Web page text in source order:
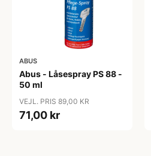
ABUS
Abus - Låsespray PS 88 -
50 ml
VEJL. PRIS 89,00 KR
71,00 kr